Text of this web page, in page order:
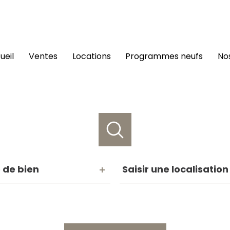
ventes locations programmes neufs
de bien une
localisation
Saisir une localisation